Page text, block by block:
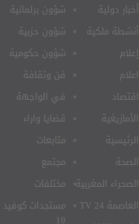
أخبار دولية
أنشطة ملكية
إعلام
اعلام
اقتصاد
الأمازيغية
الرئيسية
الصحة
الصحراء المغربية
العاصمة 24 TV
شؤون برلمانية
شؤون حزبية
شؤون حكومية
فن وثقافة
في الواجهة
قضايا واراء
متابعات
مجتمع
مختلفات
مستجدات كوفيد
19